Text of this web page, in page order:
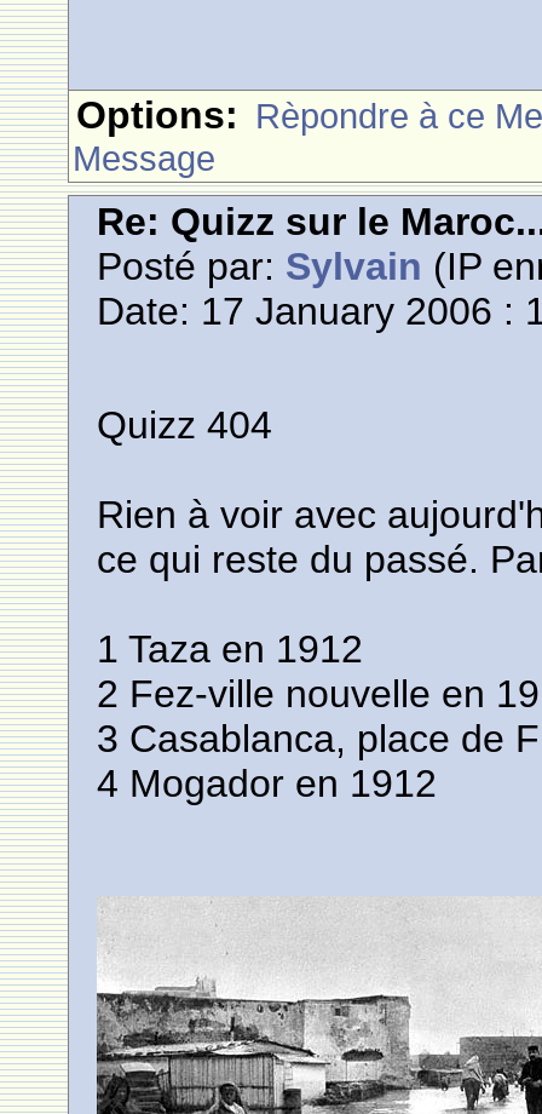
Options: Rèpondre à ce
Message
Re: Quizz sur le
Posté par: Sylvain (IP
Date: 17 January 2006 :
Quizz 404
Rien à voir avec
ce qui reste du passé.
1 Taza en 1912
2 Fez-ville nouvelle en
3 Casablanca, place de
4 Mogador en 1912